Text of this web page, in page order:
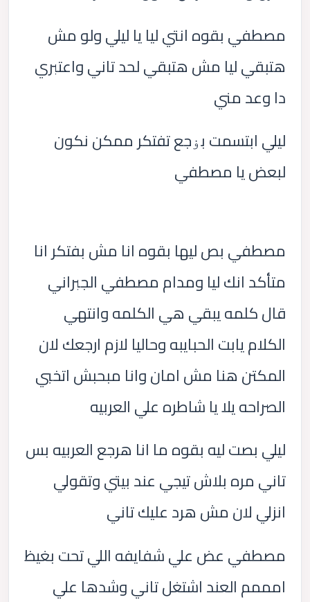
مصطفي بقوه انتي ليا يا ليلي ولو مش
هتبقي ليا مش هتبقي لحد تاني واعتبري
دا وعد مني
ليلي ابتسمت بۏجع تفتكر ممكن نكون
لبعض يا مصطفي
مصطفي بص ليها بقوه انا مش بفتكر انا
متأكد انك ليا ومدام مصطفي الجبراني
قال كلمه يبقي هي الكلمه وانتهي
الكلام يابت الحبايبه وحاليا لازم ارجعك لان
المكتن هنا مش امان وانا مبحبش اتخبي
الصراحه يلا يا شاطره علي العربيه
ليلي بصت ليه بقوه ما انا هرجع العربيه بس
تاني مره بلاش تيجي عند بيتي وتقولي
انزلي لان مش هرد عليك تاني
مصطفي عض علي شفايفه اللي تحت بغيظ
امممم العند اشتغل تاني وشدها علي